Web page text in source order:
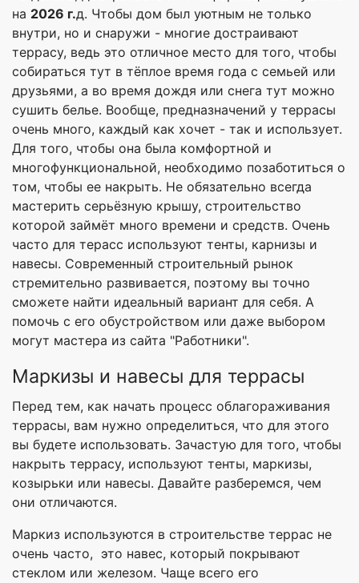
на 2026 г.д. Чтобы дом был уютным не только
внутри, но и снаружи - многие достраивают
террасу, ведь это отличное место для того, чтобы
собираться тут в тёплое время года с семьей или
друзьями, а во время дождя или снега тут можно
сушить белье. Вообще, предназначений у террасы
очень много, каждый как хочет - так и использует.
Для того, чтобы она была комфортной и
многофункциональной, необходимо позаботиться о
том, чтобы ее накрыть. Не обязательно всегда
мастерить серьёзную крышу, строительство
которой займёт много времени и средств. Очень
часто для терасс используют тенты, карнизы и
навесы. Современный строительный рынок
стремительно развивается, поэтому вы точно
сможете найти идеальный вариант для себя. А
помочь с его обустройством или даже выбором
могут мастера из сайта "Работники".
Маркизы и навесы для террасы
Перед тем, как начать процесс облагораживания
террасы, вам нужно определиться, что для этого
вы будете использовать. Зачастую для того, чтобы
накрыть террасу, используют тенты, маркизы,
козырьки или навесы. Давайте разберемся, чем
они отличаются.
Маркиз используются в строительстве террас не
очень часто, это навес, который покрывают
стеклом или железом. Чаще всего его